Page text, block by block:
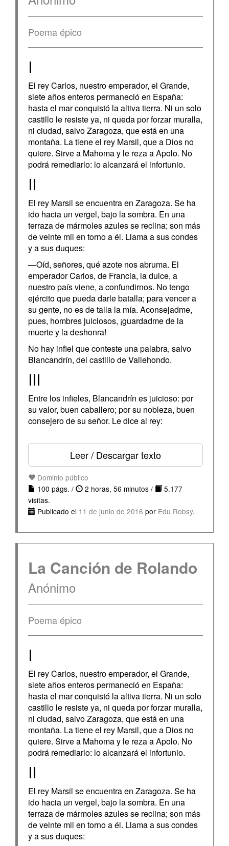
Poema épico
I
El rey Carlos, nuestro emperador, el Grande,
siete años enteros permaneció en España:
hasta el mar conquistó la altiva tierra. Ni un solo
castillo le resiste ya, ni queda por forzar muralla,
ni ciudad, salvo Zaragoza, que está en una
montaña. La tiene el rey Marsil, que a Dios no
quiere. Sirve a Mahoma y le reza a Apolo. No
podrá remediarlo: lo alcanzará el infortunio.
II
El rey Marsil se encuentra en Zaragoza. Se ha
ido hacia un vergel, bajo la sombra. En una
terraza de mármoles azules se reclina; son más
de veinte mil en torno a él. Llama a sus condes
y a sus duques:
—Oíd, señores, qué azote nos abruma. El
emperador Carlos, de Francia, la dulce, a
nuestro país viene, a confundirnos. No tengo
ejército que pueda darle batalla; para vencer a
su gente, no es de talla la mía. Aconsejadme,
pues, hombres juiciosos, ¡guardadme de la
muerte y la deshonra!
No hay infiel que conteste una palabra, salvo
Blancandrín, del castillo de Vallehondo.
III
Entre los infieles, Blancandrín es juicioso: por
su valor, buen caballero; por su nobleza, buen
consejero de su señor. Le dice al rey:
Leer / Descargar texto
Dominio público
100 págs. /
2 horas, 56 minutos /
5.177
visitas.
Publicado el 11 de junio de 2016 por Edu Robsy.
La Canción de Rolando
Anónimo
Poema épico
I
El rey Carlos, nuestro emperador, el Grande,
siete años enteros permaneció en España:
hasta el mar conquistó la altiva tierra. Ni un solo
castillo le resiste ya, ni queda por forzar muralla,
ni ciudad, salvo Zaragoza, que está en una
montaña. La tiene el rey Marsil, que a Dios no
quiere. Sirve a Mahoma y le reza a Apolo. No
podrá remediarlo: lo alcanzará el infortunio.
II
El rey Marsil se encuentra en Zaragoza. Se ha
ido hacia un vergel, bajo la sombra. En una
terraza de mármoles azules se reclina; son más
de veinte mil en torno a él. Llama a sus condes
y a sus duques: